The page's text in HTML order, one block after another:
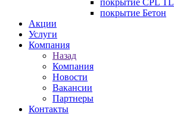
покрытие CPL TL
покрытие Бетон
Акции
Услуги
Компания
Назад
Компания
Новости
Вакансии
Партнеры
Контакты